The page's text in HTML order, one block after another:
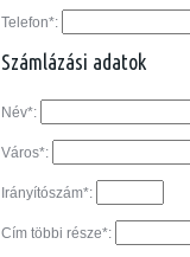
Telefon*:
Számlázási adatok
Név*:
Város*:
Irányítószám*:
Cím többi része*: